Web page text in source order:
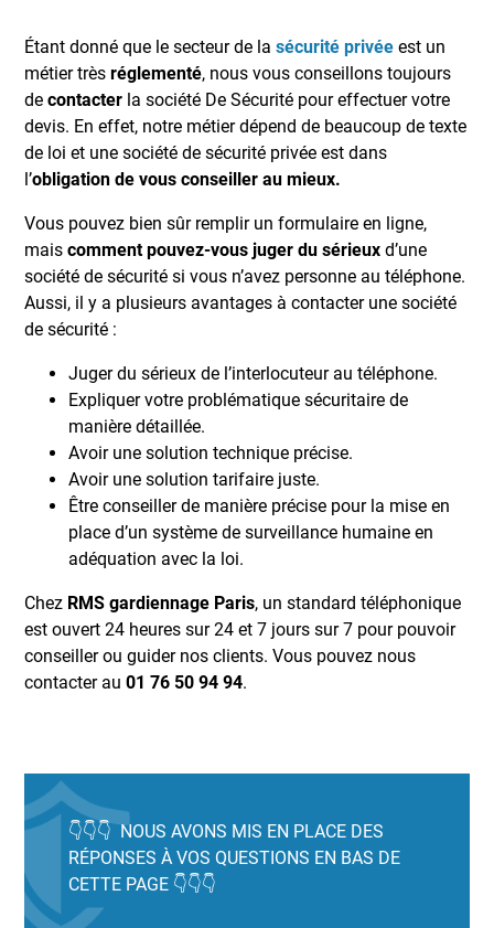
Étant donné que le secteur de lasécurité privée est un
métier trèsréglementé, nous vous conseillons toujours
decontacter la société De Sécurité pour effectuer votre
devis. En effet, notre métier dépend de beaucoup de texte
de loi et une société de sécurité privée est dans
l’obligation de vous conseiller au mieux.
Vous pouvez bien sûr remplir un formulaire en ligne,
maiscomment pouvez-vous juger du sérieux d’une
société de sécurité si vous n’avez personne au téléphone.
Aussi, il y a plusieurs avantages à contacter une société
de sécurité :
Juger du sérieux de l’interlocuteur au téléphone.
Expliquer votre problématique sécuritaire de
manière détaillée.
Avoir une solution technique précise.
Avoir une solution tarifaire juste.
Être conseiller de manière précise pour la mise en
place d’un système de surveillance humaine en
adéquation avec la loi.
Chez RMS gardiennage Paris, un standard téléphonique
est ouvert 24 heures sur 24 et 7 jours sur 7 pour pouvoir
conseiller ou guider nos clients. Vous pouvez nous
contacter au01 76 50 94 94.
👇👇👇 NOUS AVONS MIS EN PLACE DES
RÉPONSES À VOS QUESTIONS EN BAS DE
CETTE PAGE 👇👇👇